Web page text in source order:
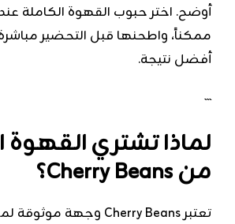
أوضح. اختر حبوب القهوة الكاملة عندما
ممكناً، واطحنها قبل التحضير مباشرة
أفضل نتيجة.
لماذا تشتري القهوة
من Cherry Beans؟
تعتبر Cherry Beans وجهة موثوقة لمن يبحث عن